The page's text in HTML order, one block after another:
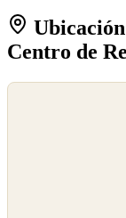
Centro de